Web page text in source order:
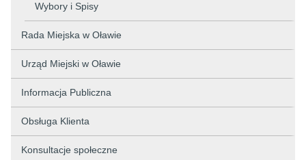
Wybory i Spisy
Rada Miejska w Oławie
Urząd Miejski w Oławie
Informacja Publiczna
Obsługa Klienta
Konsultacje społeczne